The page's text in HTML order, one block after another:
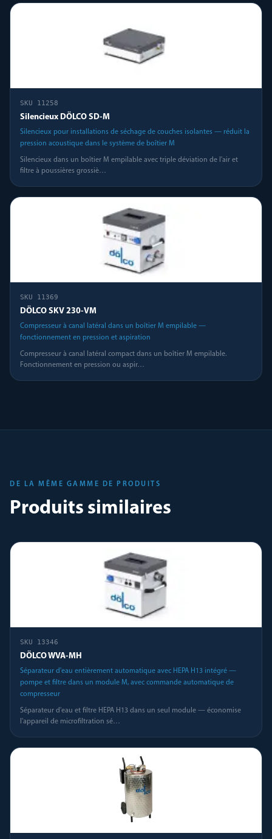
SKU 11258
Silencieux DÖLCO SD-M
Silencieux pour installations de séchage de couches isolantes — réduit la
pression acoustique dans le système de boîtier M
Silencieux dans un boîtier M empilable avec triple déviation de l'air et
filtre à poussières grossiè…
SKU 11369
DÖLCO SKV 230-VM
Compresseur à canal latéral dans un boîtier M empilable —
fonctionnement en pression et aspiration
Compresseur à canal latéral compact dans un boîtier M empilable.
Fonctionnement en pression ou aspir…
DE LA MÊME GAMME DE PRODUITS
Produits similaires
SKU 13346
DÖLCO WVA-MH
Séparateur d'eau entièrement automatique avec HEPA H13 intégré —
pompe et filtre dans un module M, avec commande automatique de
compresseur
Séparateur d'eau et filtre HEPA H13 dans un seul module — économise
l'appareil de microfiltration sé…